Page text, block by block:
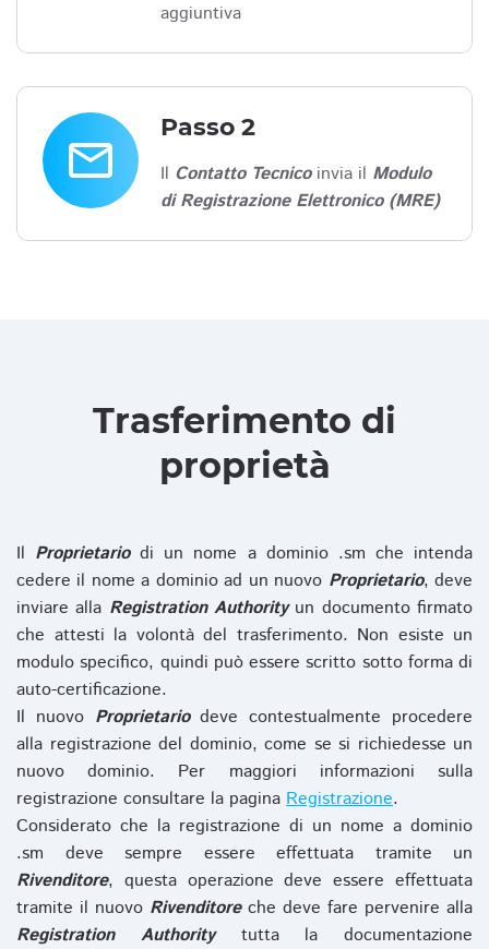
aggiuntiva
email
Passo 2
Il Contatto Tecnicoinvia il Modulo
di Registrazione Elettronico (MRE)
Trasferimento di
proprietà
Il Proprietariodi un nome a dominio .sm che intenda
cedere il nome a dominio ad un nuovo Proprietario, deve
inviare alla Registration Authorityun documento firmato
che attesti la volontà del trasferimento. Non esiste un
modulo specifico, quindi può essere scritto sotto forma di
auto-certificazione.
Il nuovo Proprietariodeve contestualmente procedere
alla registrazione del dominio, come se si richiedesse un
nuovo dominio. Per maggiori informazioni sulla
registrazione consultare la pagina Registrazione.
Considerato che la registrazione di un nome a dominio
.sm deve sempre essere effettuata tramite un
Rivenditore, questa operazione deve essere effettuata
tramite il nuovo Rivenditoreche deve fare pervenire alla
Registration Authoritytutta la documentazione